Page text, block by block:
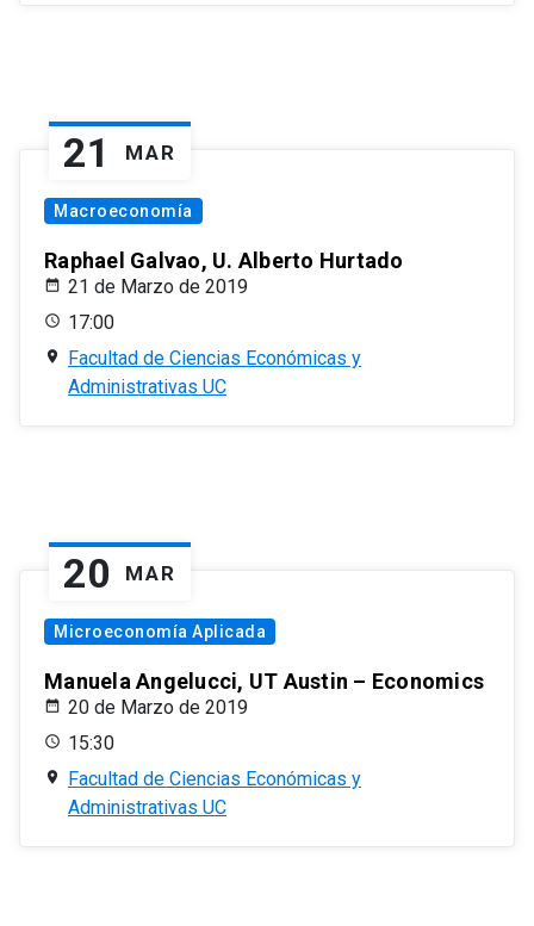
21 MAR
Macroeconomía
Raphael Galvao, U. Alberto Hurtado
21 de Marzo de 2019
17:00
Facultad de Ciencias Económicas y
Administrativas UC
20 MAR
Microeconomía Aplicada
Manuela Angelucci, UT Austin – Economics
20 de Marzo de 2019
15:30
Facultad de Ciencias Económicas y
Administrativas UC